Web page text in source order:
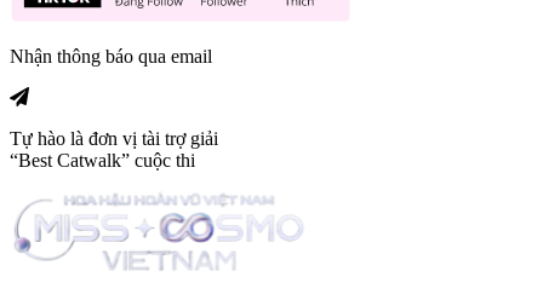
Nhận thông báo qua email
Tự hào là đơn vị tài trợ giải
“Best Catwalk” cuộc thi